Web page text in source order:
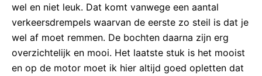
wel en niet leuk. Dat komt vanwege een aantal
verkeersdrempels waarvan de eerste zo steil is dat je
wel af moet remmen. De bochten daarna zijn erg
overzichtelijk en mooi. Het laatste stuk is het mooist
en op de motor moet ik hier altijd goed opletten dat